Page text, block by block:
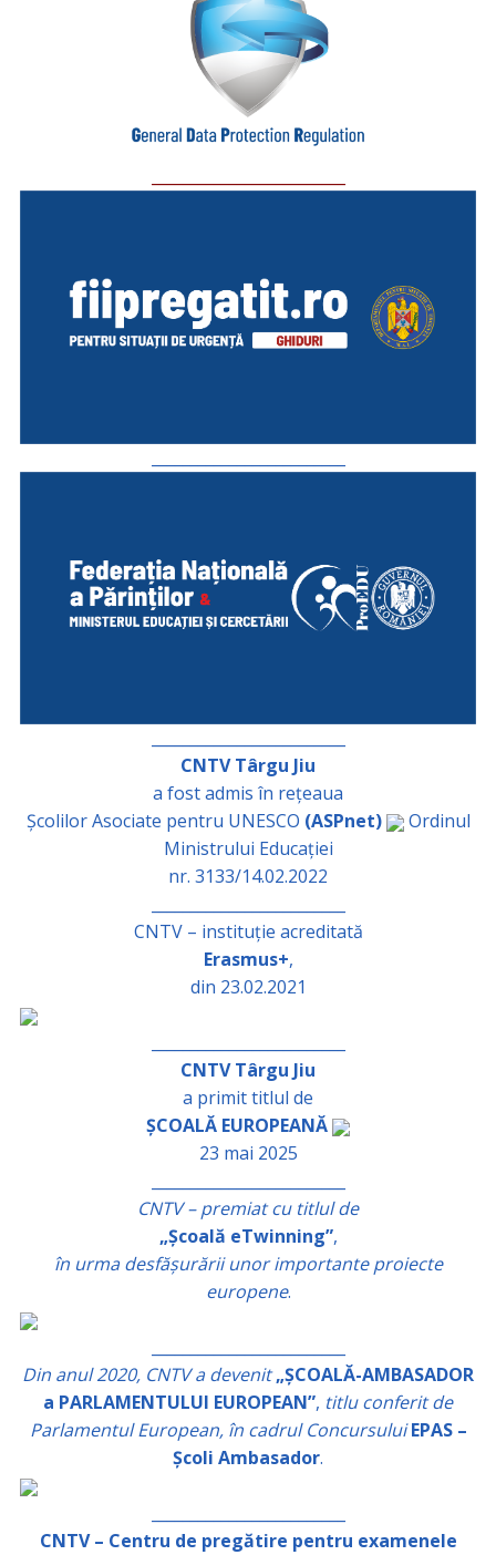
CNTV Târgu Jiu
a fost admis în rețeaua
Școlilor Asociate pentru UNESCO (ASPnet)
Ordinul
Ministrului Educației
nr. 3133/14.02.2022
CNTV – instituție acreditată
Erasmus+,
din 23.02.2021
CNTV Târgu Jiu
a primit titlul de
ȘCOALĂ EUROPEANĂ
23 mai 2025
CNTV – premiat cu titlul de
„Școală eTwinning”,
în urma desfășurării unor importante proiecte
europene.
Din anul 2020, CNTV a devenit„ȘCOALĂ-AMBASADOR
a PARLAMENTULUI EUROPEAN”, titlu conferit de
Parlamentul European, în cadrul Concursului EPAS –
Școli Ambasador.
CNTV – Centru de pregătire pentru examenele